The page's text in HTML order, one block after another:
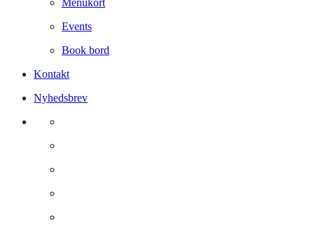
Menukort
Events
Book bord
Kontakt
Nyhedsbrev